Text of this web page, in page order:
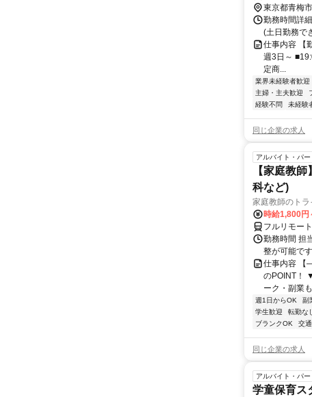
東京都青梅市
勤務時間詳
(土日勤務で
仕事内容 【
週3日～
定商...
業界未経験者歓迎
主婦・主夫歓迎
経験不問
未経験
同じ企業の求人
アルバイト・パー
【家庭教
科など)
家庭教師のト
時給1,800円
フルリモート
勤務時間 担
整が可能です
仕事内容
のPOINT！
ーク・副業
週1日からOK 副
学生歓迎
転勤なし
ブランクOK
交
同じ企業の求人
アルバイト・パー
学童保育ス